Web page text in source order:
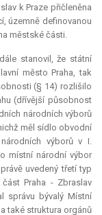
k Praze přičleněna
územně definovanou
městské části.
stanovil, že státní
město Praha, tak
(§ 14) rozlišilo
(dřívější působnost
národních výborů
měl sídlo obvodní
výborů v I.
místní národní výbor
uvedený třetí typ
Praha - Zbraslav
správu bývalý Místní
také struktura orgánů